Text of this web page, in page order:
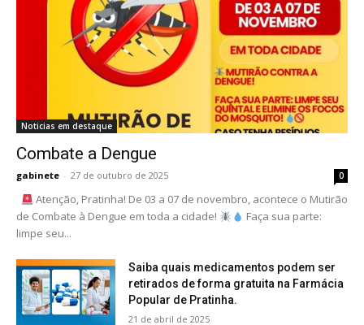
Noticias em destaque
Combate a Dengue
gabinete - 27 de outubro de 2025 0
Atenção, Pratinha! De 03 a 07 de novembro, acontece o Mutirão
de Combate à Dengue em toda a cidade!
Faça sua parte:
limpe seu...
Saiba quais medicamentos podem ser
retirados de forma gratuita na Farmácia
Popular de Pratinha.
21 de abril de 2025